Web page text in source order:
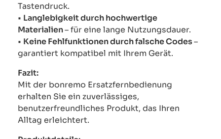
Tastendruck.
• Langlebigkeit durch hochwertige
Materialien– für eine lange Nutzungsdauer.
• Keine Fehlfunktionen durch falsche Codes–
garantiert kompatibel mit Ihrem Gerät.
Fazit:
Mit der bonremo Ersatzfernbedienung
erhalten Sie ein zuverlässiges,
benutzerfreundliches Produkt, das Ihren
Alltag erleichtert.